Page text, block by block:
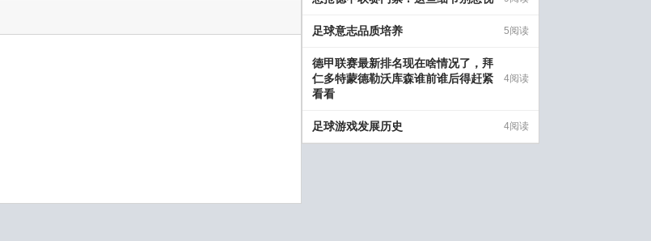
足球意志品质培养 5阅读
德甲联赛最新排名现在啥情况了，拜
仁多特蒙德勒沃库森谁前谁后得赶紧
看看
4阅读
足球游戏发展历史 4阅读